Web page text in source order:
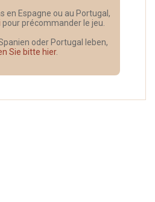
en Espagne ou au Portugal,
pour précommander le jeu.
oder Portugal leben,
Sie bitte hier.